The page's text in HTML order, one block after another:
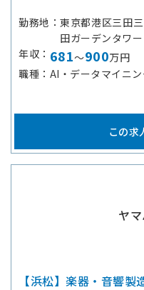
勤務地
東京都港区三田
田ガーデンタワー
年収
681～900万円
職種
AI・データマイニ
この求
ヤ
【浜松】楽器・音響製